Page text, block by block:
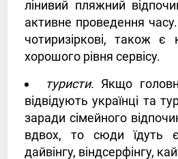
лінивий пляжний
активне проведення
чотиризіркові, також є
хорошого рівня сервісу.
туристи. Якщо
відвідують українці та
заради сімейного
вдвох, то сюди їдуть
дайвінгу, віндсерфінгу,